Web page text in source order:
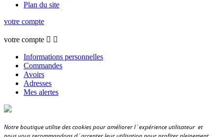
Plan du site
votre compte
votre compte  
Informations personnelles
Commandes
Avoirs
Adresses
Mes alertes
Notre boutique utilise des cookies pour améliorer l´expérience utilisateur et